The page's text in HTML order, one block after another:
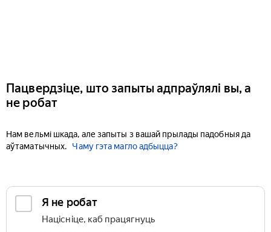
Пацвердзіце, што запыты адпраўлялі вы, а
не робат
Нам вельмі шкада, але запыты з вашай прылады падобныя да
аўтаматычных.
Чаму гэта магло адбыцца?
Я не робат
Націсніце, каб працягнуць